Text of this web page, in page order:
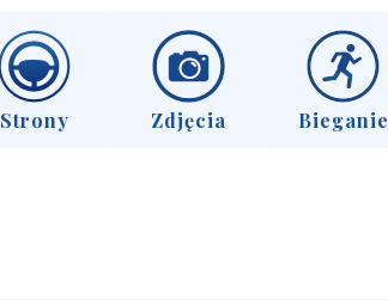
Strony Zdjęcia Bieganie